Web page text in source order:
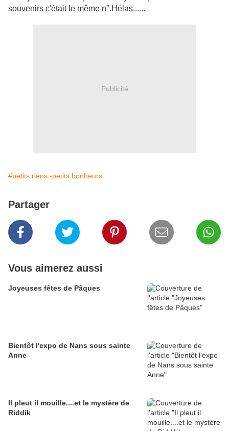
souvenirs c'était le même n°.Hélas......
Publicité
#petits riens -petits bonheurs
Partager
Vous aimerez aussi
Joyeuses fêtes de Pâques
Bientôt l'expo de Nans sous sainte
Anne
Il pleut il mouille....et le mystère de
Riddik